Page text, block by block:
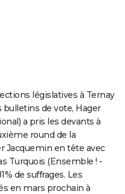
législatives à Ternay
bulletins de vote, Hager
a pris les devants à
round de la
Jacquemin en tête avec
Turquois (Ensemble ! -
de suffrages. Les
en mars prochain à